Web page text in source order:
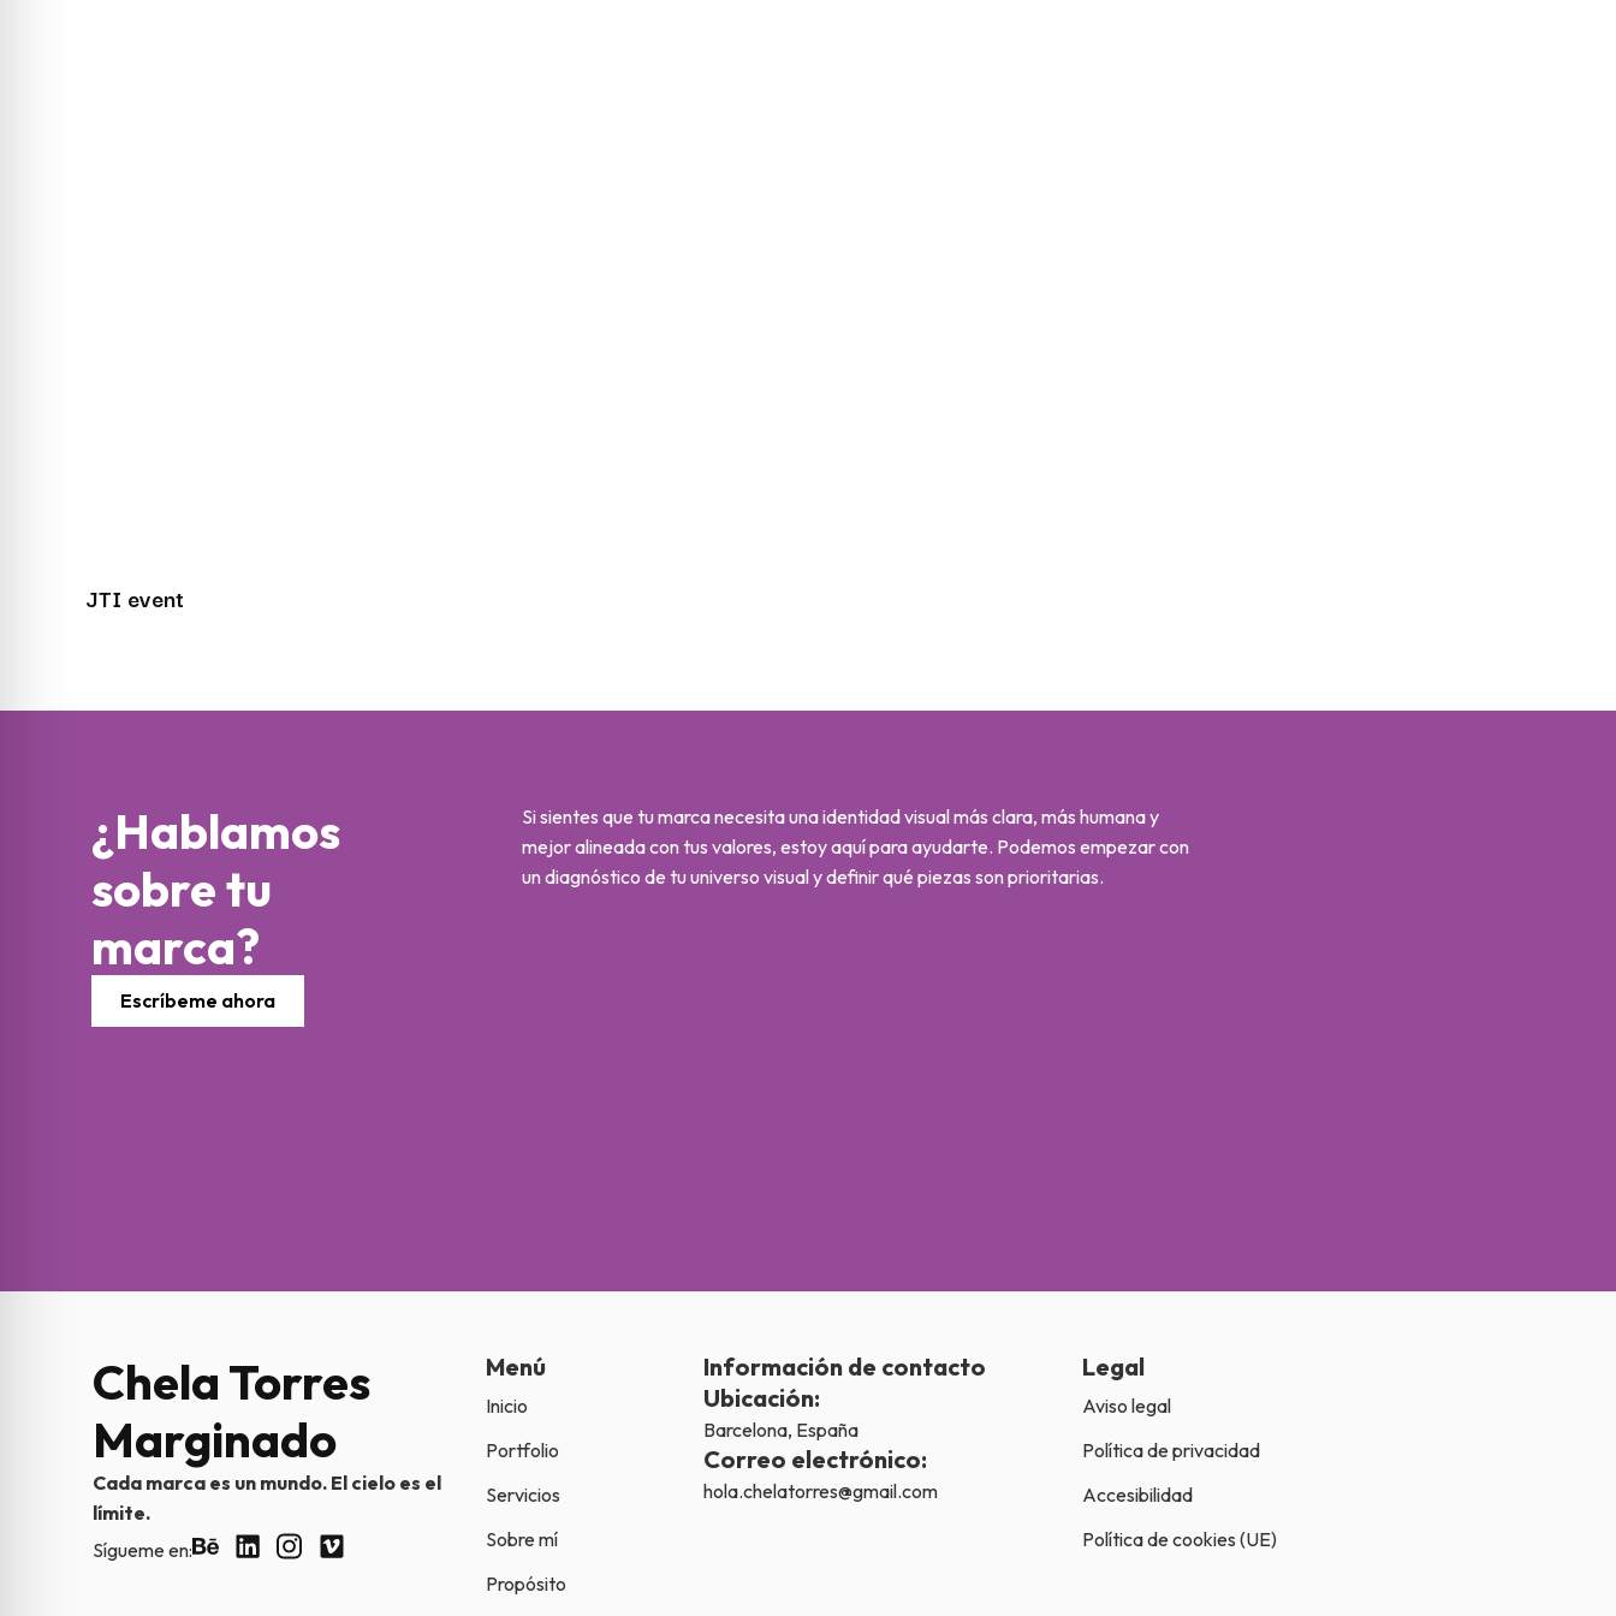
JTI event
¿Hablamos
sobre tu
marca?
Escríbeme ahora
Si sientes que tu marca necesita una identidad visual más clara, más humana y
mejor alineada con tus valores, estoy aquí para ayudarte. Podemos empezar con
un diagnóstico de tu universo visual y definir qué piezas son prioritarias.
Chela Torres
Marginado
Cada marca es un mundo. El cielo es el
límite.
Sígueme en:
Menú
Inicio
Portfolio
Servicios
Sobre mí
Propósito
Información de contacto
Ubicación:
Barcelona, España
Correo electrónico:
hola.chelatorres@gmail.com
Legal
Aviso legal
Política de privacidad
Accesibilidad
Política de cookies (UE)